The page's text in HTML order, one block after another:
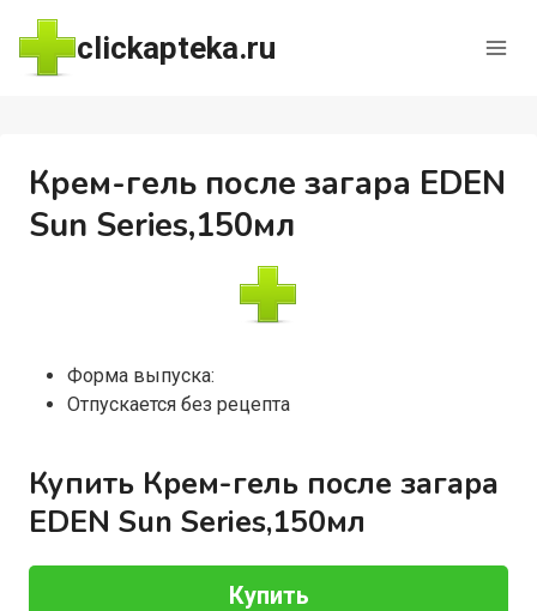
Перейти
содержимому
clickapteka.ru
Крем-гель после загара EDEN
Sun Series,150мл
Форма выпуска:
Отпускается без рецепта
Купить Крем-гель после загара
EDEN Sun Series,150мл
Купить